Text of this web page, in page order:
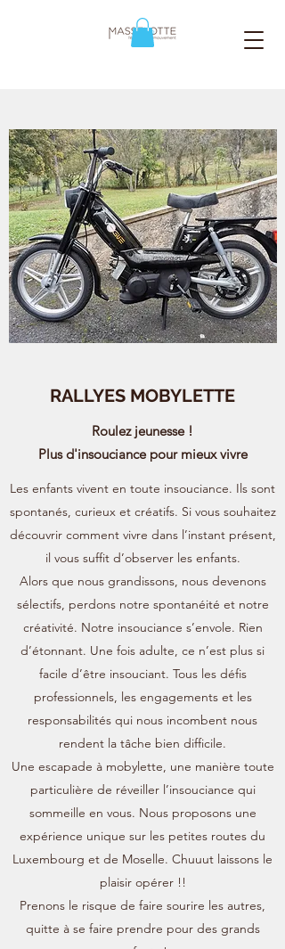
RALLYES MOBYLETTE
Roulez jeunesse !
Plus d'insouciance pour mieux vivre
Les enfants vivent en toute insouciance. Ils sont
spontanés, curieux et créatifs. Si vous souhaitez
découvrir comment vivre dans l’instant présent,
il vous suffit d’observer les enfants.
Alors que nous grandissons, nous devenons
sélectifs, perdons notre spontanéité et notre
créativité. Notre insouciance s’envole. Rien
d’étonnant. Une fois adulte, ce n’est plus si
facile d’être insouciant. Tous les défis
professionnels, les engagements et les
responsabilités qui nous incombent nous
rendent la tâche bien difficile.
Une escapade à mobylette, une manière toute
particulière de réveiller l’insouciance qui
sommeille en vous. Nous proposons une
expérience unique sur les petites routes du
Luxembourg et de Moselle. Chuuut laissons le
plaisir opérer !!
Prenons le risque de faire sourire les autres,
quitte à se faire prendre pour des grands